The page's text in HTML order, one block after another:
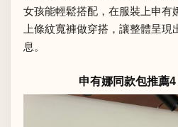
女孩能輕鬆搭配，在服裝上申有
上條紋寬褲做穿搭，讓整體呈
息。
申有娜同款包推薦